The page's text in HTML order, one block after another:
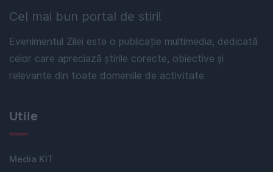
Cel mai bun portal de stiri!
Evenimentul Zilei este o publicație multimedia, dedicată
celor care apreciază știrile corecte, obiective și
relevante din toate domeniile de activitate
Utile
Media KIT